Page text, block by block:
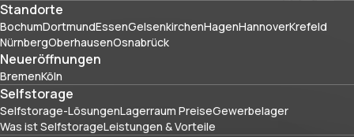
Standorte
BochumDortmundEssenGelsenkirchenHagenHannoverKrefeld
NürnbergOberhausenOsnabrück
Neueröffnungen
BremenKöln
Selfstorage
Selfstorage-LösungenLagerraum PreiseGewerbelager
Was ist SelfstorageLeistungen & Vorteile